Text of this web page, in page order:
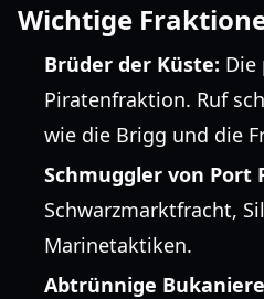
Wichtige
Brüder der Küste: Die
Piratenfraktion. Ruf
wie die Brigg und die
Schmuggler von Port
Schwarzmarktfracht,
Marinetaktiken.
Abtrünnige